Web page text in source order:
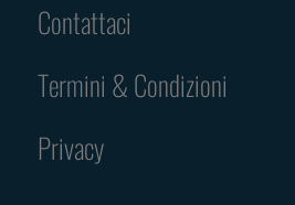
Contattaci
Termini & Condizioni
Privacy